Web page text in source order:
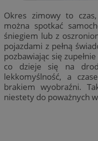
Okres zimowy to
można spotkać
śniegiem lub z
pojazdami z pełną
pozbawiając się
co dzieje się na
lekkomyślność, a
brakiem wyobraźni.
niestety do poważnych